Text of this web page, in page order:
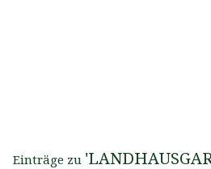
Einträge zu